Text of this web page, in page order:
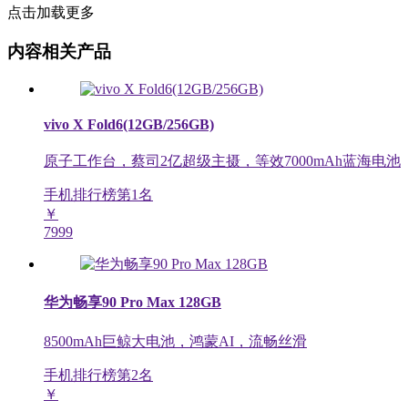
点击加载更多
内容相关产品
vivo X Fold6(12GB/256GB)
原子工作台，蔡司2亿超级主摄，等效7000mAh蓝海电池
手机排行榜第1名
￥
7999
华为畅享90 Pro Max 128GB
8500mAh巨鲸大电池，鸿蒙AI，流畅丝滑
手机排行榜第2名
￥